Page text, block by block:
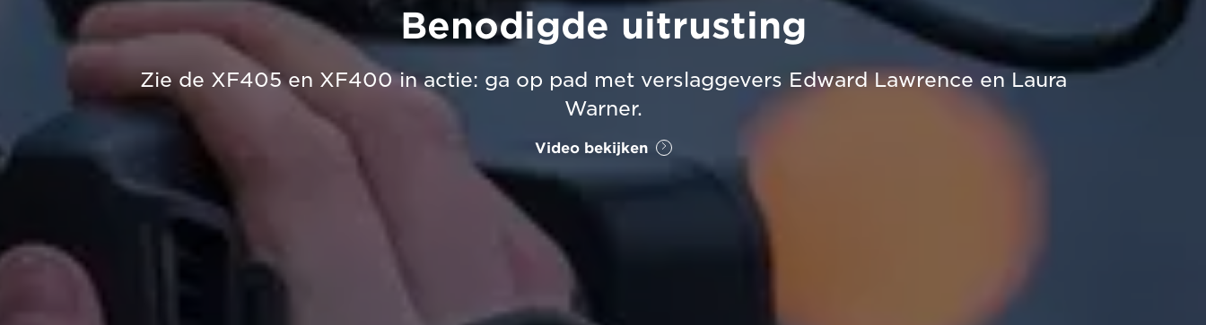
Benodigde uitrusting
Zie de XF405 en XF400 in actie: ga op pad met verslaggevers Edward Lawrence en Laura
Warner.
Video bekijken